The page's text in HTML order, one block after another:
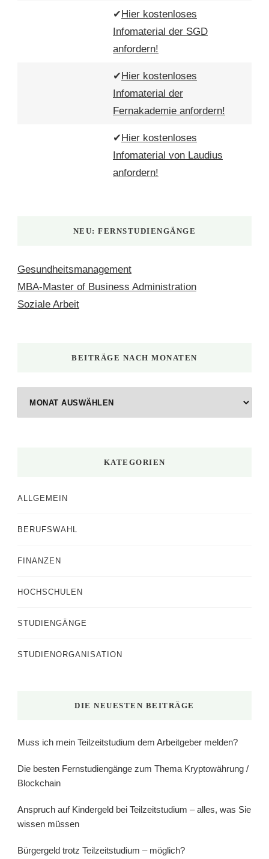
✔Hier kostenloses
Infomaterial der SGD
anfordern!
✔Hier kostenloses
Infomaterial der
Fernakademie anfordern!
✔Hier kostenloses
Infomaterial von Laudius
anfordern!
NEU: FERNSTUDIENGÄNGE
Gesundheitsmanagement
MBA-Master of Business Administration
Soziale Arbeit
BEITRÄGE NACH MONATEN
KATEGORIEN
ALLGEMEIN
BERUFSWAHL
FINANZEN
HOCHSCHULEN
STUDIENGÄNGE
STUDIENORGANISATION
DIE NEUESTEN BEITRÄGE
Muss ich mein Teilzeitstudium dem Arbeitgeber melden?
Die besten Fernstudiengänge zum Thema Kryptowährung /
Blockchain
Anspruch auf Kindergeld bei Teilzeitstudium – alles, was Sie
wissen müssen
Bürgergeld trotz Teilzeitstudium – möglich?